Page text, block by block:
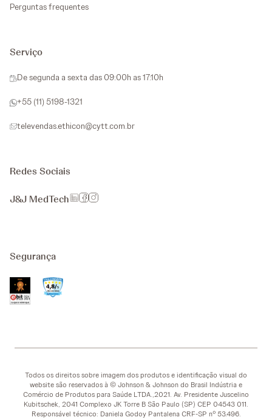
Perguntas frequentes
Serviço
De segunda a sexta das 09:00h as 17:10h
+55 (11) 5198-1321
televendas.ethicon@cytt.com.br
Redes Sociais
J&J MedTech
Segurança
Todos os direitos sobre imagem dos produtos e identificação visual do
website são reservados à © Johnson & Johnson do Brasil Indústria e
Comércio de Produtos para Saúde LTDA.,2021. Av. Presidente Juscelino
Kubitschek, 2041 Complexo JK Torre B São Paulo (SP) CEP 04543 011.
Responsável técnico: Daniela Godoy Pantalena CRF-SP nº 53.496.